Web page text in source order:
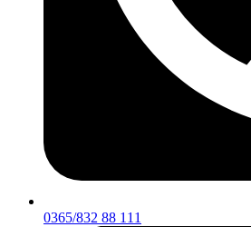
0365/832 88 111